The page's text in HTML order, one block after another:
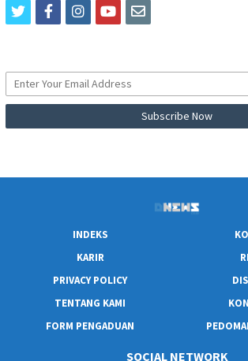
twitterfacebookinstagram
youtubeemail
INDEKS
KARIR
PRIVACY POLICY
TENTANG KAMI
FORM PENGADUAN
SOCIAL NETWORK